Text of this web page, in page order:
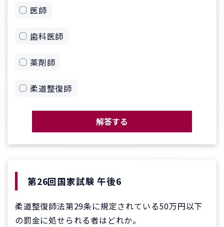
医師
歯科医師
薬剤師
柔道整復師
解答する
第26回国家試験 午後6
柔道整復師法第29条に規定されている50万円以下
の罰金に処せられる者はどれか。